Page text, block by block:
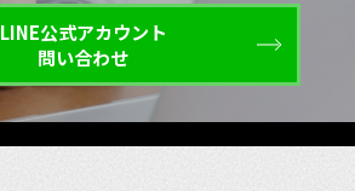
LINE公式アカウント
問い合わせ